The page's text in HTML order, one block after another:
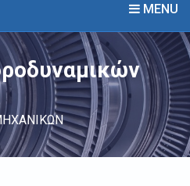
MENU